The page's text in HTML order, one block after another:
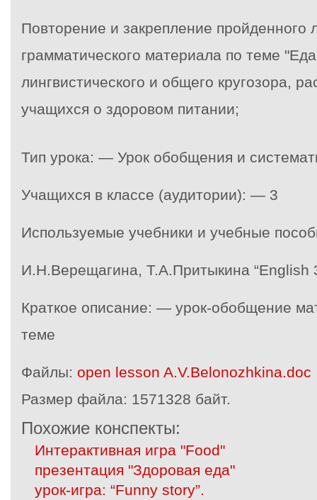
Повторение и закрепление пройденного
грамматического материала по теме
лингвистического и общего кругозора,
учащихся о здоровом питании;
Тип урока: — Урок обобщения и
Учащихся в классе (аудитории): — 3
Используемые учебники и учебные
И.Н.Верещагина, Т.А.Притыкина “English
Краткое описание: — урок-обобщение
теме
Файлы: open lesson A.V.Belonozhkina.doc
Размер файла: 1571328 байт.
Похожие конспекты:
Интерактивная игра "Food"
презентация "Здоровая еда"
урок-игра: “Funny story”.